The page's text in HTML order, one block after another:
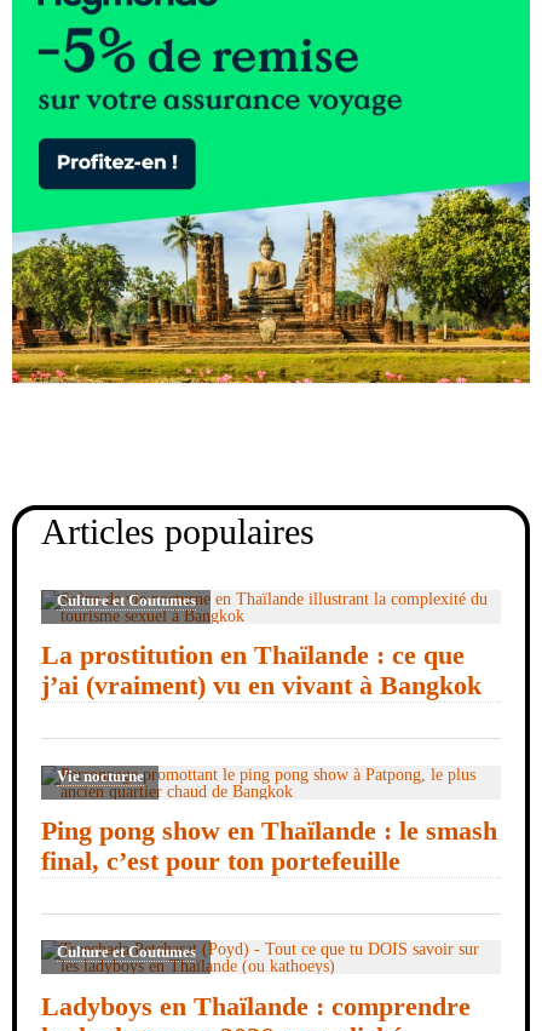
Articles populaires
Culture et Coutumes
La prostitution en Thaïlande : ce que
j’ai (vraiment) vu en vivant à Bangkok
Vie nocturne
Ping pong show en Thaïlande : le smash
final, c’est pour ton portefeuille
Culture et Coutumes
Ladyboys en Thaïlande : comprendre